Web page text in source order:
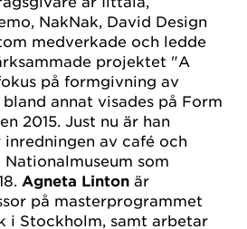
NakNak, David Design
medverkade och ledde
projektet "A
på formgivning av
annat visades på Form
2015. Just nu är han
av café och
som
Agneta Linton är
på masterprogrammet
i Stockholm, samt arbetar